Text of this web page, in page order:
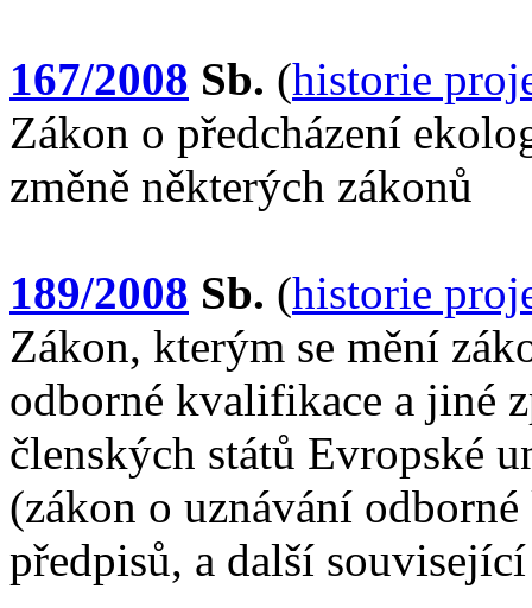
167/2008 Sb. (historie
Zákon o předcházení
změně některých zákonů
189/2008 Sb. (historie
Zákon, kterým se mění
odborné kvalifikace a jiné
členských států Evropské
(zákon o uznávání
předpisů, a další